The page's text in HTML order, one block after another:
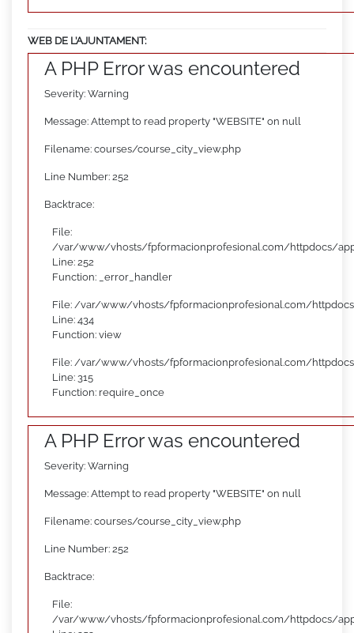
WEB DE L’AJUNTAMENT:
A PHP Error was encountered
Severity: Warning
Message: Attempt to read property "WEBSITE" on null
Filename: courses/course_city_view.php
Line Number: 252
Backtrace:
File:
/var/www/vhosts/fpformacionprofesional.com/httpdocs/
Line: 252
Function: _error_handler
File: /var/www/vhosts/fpformacionprofesional.com/
Line: 434
Function: view
File: /var/www/vhosts/fpformacionprofesional.com/
Line: 315
Function: require_once
A PHP Error was encountered
Severity: Warning
Message: Attempt to read property "WEBSITE" on null
Filename: courses/course_city_view.php
Line Number: 252
Backtrace:
File:
/var/www/vhosts/fpformacionprofesional.com/httpdocs/